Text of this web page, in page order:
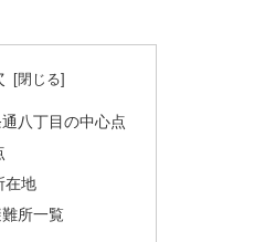
八丁目の中心点
在地
所一覧